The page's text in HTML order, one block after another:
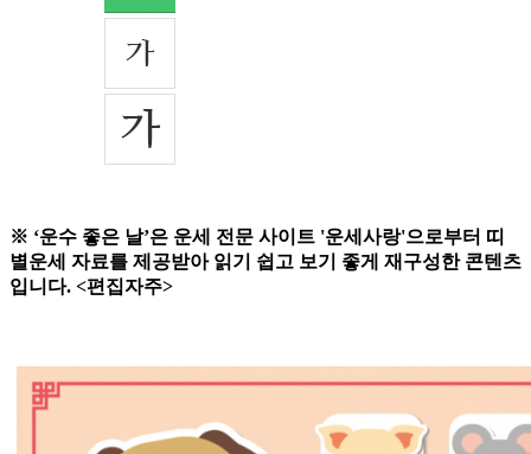
※ ‘운수 좋은 날’은 운세 전문 사이트 '운세사랑'으로부터 띠
별운세 자료를 제공받아 읽기 쉽고 보기 좋게 재구성한 콘텐츠
입니다. <편집자주>